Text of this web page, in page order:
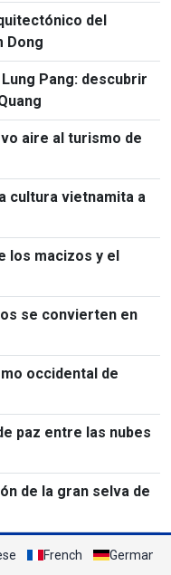
del
Dong
Pang: descubrir
aire al turismo de
cultura vietnamita a
los macizos y el
se convierten en
occidental de
paz entre las nubes
de la gran selva de
French German